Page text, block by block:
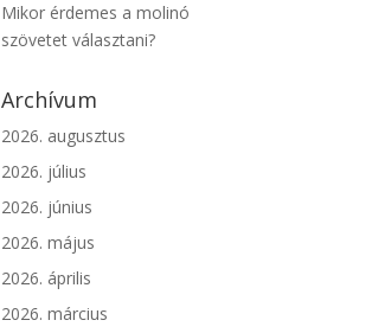
Mikor érdemes a molinó
szövetet választani?
Archívum
2026. augusztus
2026. július
2026. június
2026. május
2026. április
2026. március